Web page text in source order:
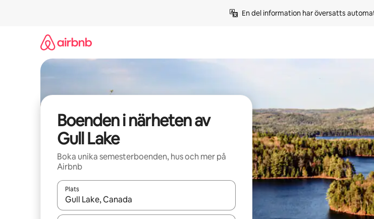
En del information har översatts
Boenden i närheten av
Gull Lake
Boka unika semesterboenden, hus och mer på
Airbnb
Plats
När resultaten är tillgängliga kan du navigera med upp- och nedåtpilarna eller utforska